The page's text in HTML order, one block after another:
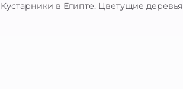
в Египте. Цветущие деревья